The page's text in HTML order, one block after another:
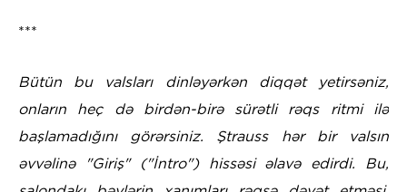
***
Bütün bu valsları dinləyərkən diqqət yetirsəniz,
onların heç də birdən-birə sürətli rəqs ritmi ilə
başlamadığını görərsiniz. Ştrauss hər bir valsın
əvvəlinə "Giriş" ("İntro") hissəsi əlavə edirdi. Bu,